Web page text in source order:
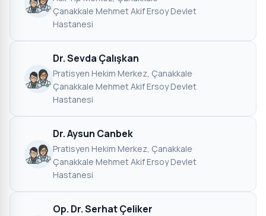
Çanakkale Mehmet Akif Ersoy Devlet
Hastanesi
Dr. Sevda Çalışkan
Pratisyen Hekim·Merkez, Çanakkale·
Çanakkale Mehmet Akif Ersoy Devlet
Hastanesi
Dr. Aysun Canbek
Pratisyen Hekim·Merkez, Çanakkale·
Çanakkale Mehmet Akif Ersoy Devlet
Hastanesi
Op. Dr. Serhat Çeliker